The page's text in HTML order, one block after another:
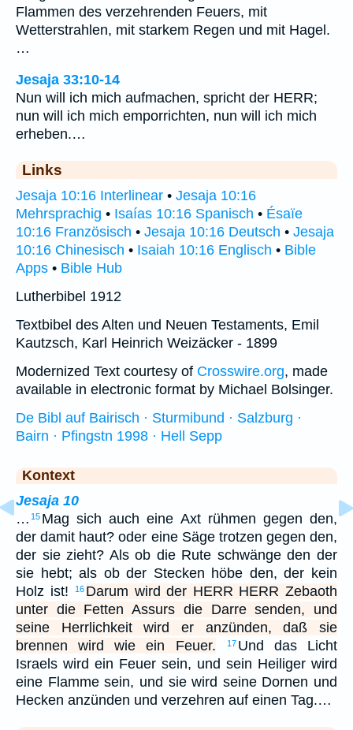
Flammen des verzehrenden Feuers, mit
Wetterstrahlen, mit starkem Regen und mit Hagel.
…
Jesaja 33:10-14
Nun will ich mich aufmachen, spricht der HERR;
nun will ich mich emporrichten, nun will ich mich
erheben.…
Links
Jesaja 10:16 Interlinear • Jesaja 10:16
Mehrsprachig • Isaías 10:16 Spanisch • Ésaïe
10:16 Französisch • Jesaja 10:16 Deutsch • Jesaja
10:16 Chinesisch • Isaiah 10:16 Englisch • Bible
Apps • Bible Hub
Lutherbibel 1912
Textbibel des Alten und Neuen Testaments, Emil
Kautzsch, Karl Heinrich Weizäcker - 1899
Modernized Text courtesy of Crosswire.org, made
available in electronic format by Michael Bolsinger.
De Bibl auf Bairisch · Sturmibund · Salzburg ·
Bairn · Pfingstn 1998 · Hell Sepp
Kontext
Jesaja 10
… 15 Mag sich auch eine Axt rühmen gegen den,
der damit haut? oder eine Säge trotzen gegen den,
der sie zieht? Als ob die Rute schwänge den der
sie hebt; als ob der Stecken höbe den, der kein
Holz ist!
16 Darum wird der HERR HERR Zebaoth
unter die Fetten Assurs die Darre senden, und
seine Herrlichkeit wird er anzünden, daß sie
brennen wird wie ein Feuer.
17 Und das Licht
Israels wird ein Feuer sein, und sein Heiliger wird
eine Flamme sein, und sie wird seine Dornen und
Hecken anzünden und verzehren auf einen Tag.…